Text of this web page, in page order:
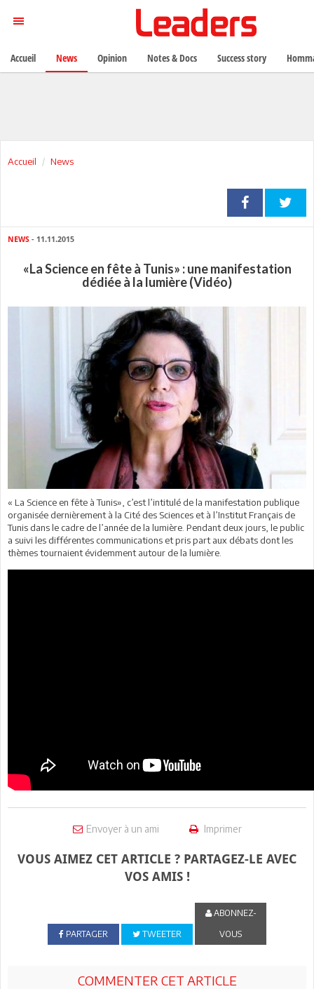
Accueil News
NEWS - 11.11.2015
«La Science en fête à Tunis» : une manifestation
dédiée à la lumière (Vidéo)
« La Science en fête à Tunis», c’est l’intitulé de la manifestation publique
organisée dernièrement à la Cité des Sciences et à l’Institut Français de
Tunis dans le cadre de l’année de la lumière. Pendant deux jours, le public
a suivi les différentes communications et pris part aux débats dont les
thèmes tournaient évidemment autour de la lumière.
Envoyer à un ami Imprimer
VOUS AIMEZ CET ARTICLE ? PARTAGEZ-LE AVEC
VOS AMIS !
PARTAGER TWEETER
ABONNEZ-
VOUS
COMMENTER CET ARTICLE
Accueil News Opinion Notes & Docs Success story